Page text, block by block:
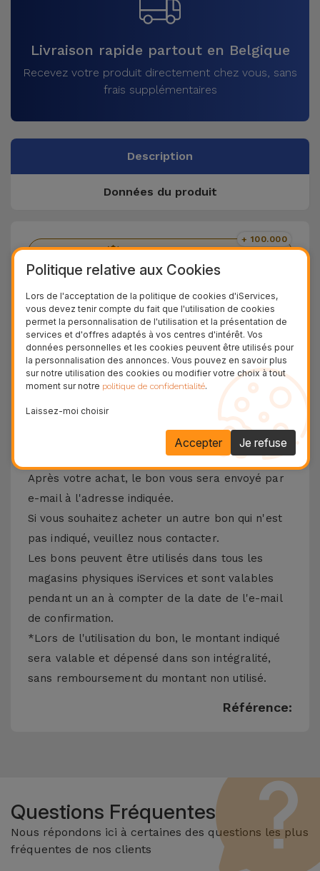
Livraison rapide partout en Belgique
Recevez votre produit directement chez vous, sans
frais supplémentaires
Description
Données du produit
Clients satisfaits
+ 100.000
Garantie Durable
Livraison Gratuite
24H
Rencontre avec le chèque iServices
Les chèques iServices sont une manière originale
d'offrir le meilleur des iServices. Avec ces bons,
vous pouvez offrir des réparations, des
accessoires et des gadgets.
Après votre achat, le bon vous sera envoyé par
e-mail à l'adresse indiquée.
Si vous souhaitez acheter un autre bon qui n'est
pas indiqué, veuillez nous contacter.
Les bons peuvent être utilisés dans tous les
magasins physiques iServices et sont valables
pendant un an à compter de la date de l'e-mail
de confirmation.
*Lors de l'utilisation du bon, le montant indiqué
sera valable et dépensé dans son intégralité,
sans remboursement du montant non utilisé.
Référence:
Questions Fréquentes
Nous répondons ici à certaines des questions les plus
fréquentes de nos clients
Politique relative aux Cookies
Lors de l'acceptation de la politique de cookies d'iServices,
vous devez tenir compte du fait que l'utilisation de cookies
permet la personnalisation de l'utilisation et la présentation de
services et d'offres adaptés à vos centres d'intérêt. Vos
données personnelles et les cookies peuvent être utilisés pour
la personnalisation des annonces. Vous pouvez en savoir plus
sur notre utilisation des cookies ou modifier votre choix à tout
moment sur notre politique de confidentialité.
Laissez-moi choisir
Je refuse
Accepter